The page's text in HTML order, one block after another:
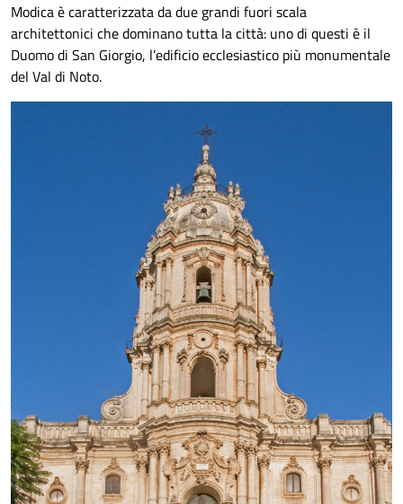
Modica è caratterizzata da due grandi fuori scala
architettonici che dominano tutta la città: uno di questi è il
Duomo di San Giorgio, l’edificio ecclesiastico più monumentale
del Val di Noto.